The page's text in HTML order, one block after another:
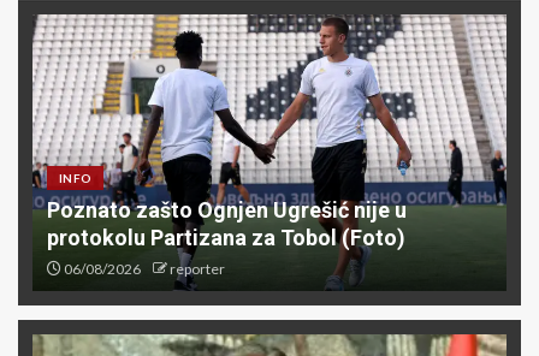
INFO
Poznato zašto Ognjen Ugrešić nije u
protokolu Partizana za Tobol (Foto)
06/08/2026 reporter